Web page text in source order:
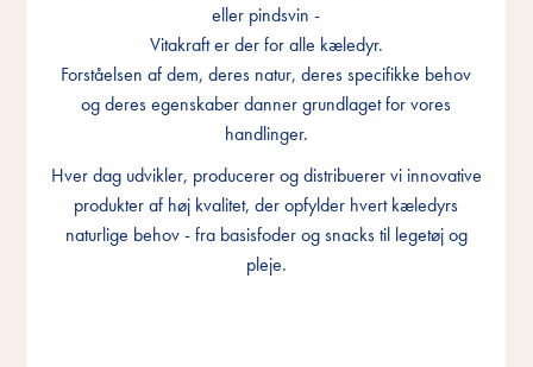
eller pindsvin -
Vitakraft er der for alle kæledyr.
Forståelsen af dem, deres natur, deres specifikke behov
og deres egenskaber danner grundlaget for vores
handlinger.
Hver dag udvikler, producerer og distribuerer vi innovative
produkter af høj kvalitet, der opfylder hvert kæledyrs
naturlige behov - fra basisfoder og snacks til legetøj og
pleje.
eller pindsvin -
Vitakraft er der for alle kæledyr.
Forståelsen af dem, deres natur, deres specifikke behov
og deres egenskaber danner grundlaget for vores
handlinger.
Hver dag udvikler, producerer og distribuerer vi innovative
produkter af høj kvalitet, der opfylder hvert kæledyrs
naturlige behov - fra basisfoder og snacks til legetøj og
pleje.
eller pindsvin -
Vitakraft er der for alle kæledyr.
Forståelsen af dem, deres natur, deres specifikke behov
og deres egenskaber danner grundlaget for vores
handlinger.
Hver dag udvikler, producerer og distribuerer vi innovative
produkter af høj kvalitet, der opfylder hvert kæledyrs
naturlige behov - fra basisfoder og snacks til legetøj og
pleje.